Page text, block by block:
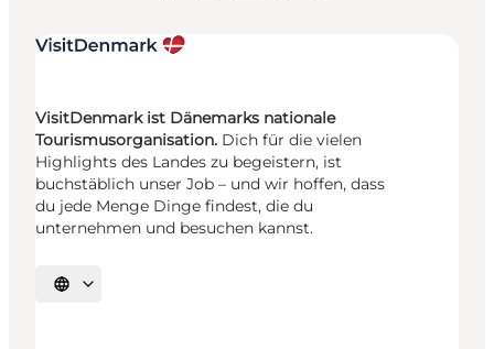
VisitDenmark ist Dänemarks nationale
Tourismusorganisation. Dich für die vielen
Highlights des Landes zu begeistern, ist
buchstäblich unser Job – und wir hoffen, dass
du jede Menge Dinge findest, die du
unternehmen und besuchen kannst.
Sprache auswählen